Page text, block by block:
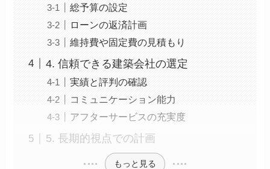
総予算の設定
ローンの返済計画
維持費や固定費の見積もり
4. 信頼できる建築会社の選定
実績と評判の確認
コミュニケーション能力
アフターサービスの充実度
5. 長期的視点での計画
もっと見る